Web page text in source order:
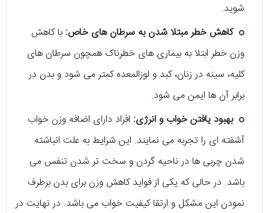
شوید.
کاهش خطر مبتلا شدن به سرطان‌ های خاص: با کاهش
وزن خطر ابتلا به بیماری‌ های خطرناک همچون سرطان‌ های
کلیه، سینه در زنان، کبد و لوزالمعده کمتر می‌ شود و بدن در
برابر آن ها ایمن می شود.
بهبود یافتن خواب و انرژی: افراد دارای اضافه وزن خواب
آشفته‌ ای را تجربه می‌ نمایند. این شرایط به علت انباشته
شدن چربی‌ ها در ناحیه گردن و سخت‌ تر شدن تنفس می
باشد. در حالی که یکی از فواید کاهش وزن برای بدن برطرف
نمودن این مشکل و ارتقا کیفیت خواب می باشد. در نهایت در